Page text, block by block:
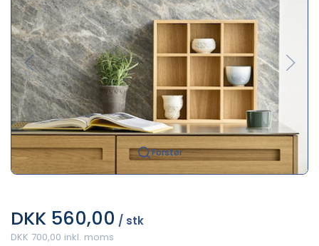
Forstør
DKK 560,00 / stk
DKK 700,00 inkl. moms